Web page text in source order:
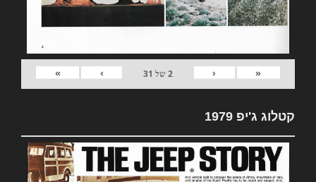
«
‹
2של 31
›
»
קטלוג ג'יפ 1979